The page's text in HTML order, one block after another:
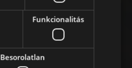
Funkcionalitás
Besorolatlan